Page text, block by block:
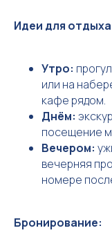
Идеи для
Утро:
или на
кафе рядом.
Днём:
посещение
Вечером:
вечерняя
номере
Бронирование: